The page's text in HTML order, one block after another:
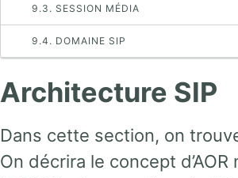
9.3. SESSION MÉDIA
9.4. DOMAINE SIP
Architecture SIP
Dans cette section, on
On décrira le concept